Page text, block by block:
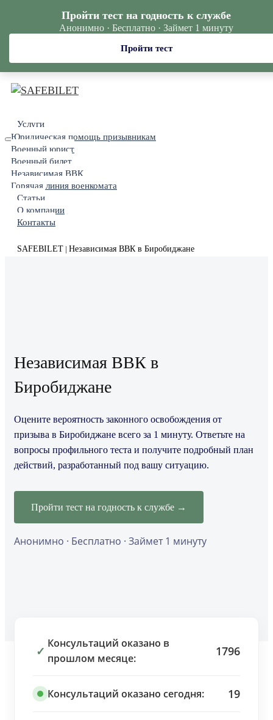
Услуги
Юридическая помощь призывникам
Военный юрист
Военный билет
Независимая ВВК
Горячая линия военкомата
Статьи
О компании
Контакты
SAFEBILET Независимая ВВК в Биробиджане
Независимая ВВК в
Биробиджане
Оцените вероятность законного освобождения от
призыва в Биробиджане всего за 1 минуту. Ответьте на
вопросы профильного теста и получите подробный план
действий, разработанный под вашу ситуацию.
Пройти тест на годность к службе →
Анонимно · Бесплатно · Займет 1 минуту
✓
Консультаций оказано в
прошлом месяце:
1796
Консультаций оказано сегодня: 19
Пройти тест на годность к службе
Анонимно · Бесплатно · Займет 1 минуту
Пройти тест